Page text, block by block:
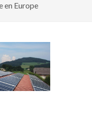
en Europe